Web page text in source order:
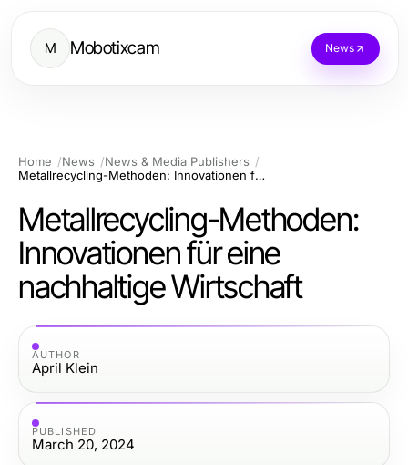
M Mobotixcam News
Home News
News & Media Publishers
Metallrecycling-Methoden: Innovationen für eine nachhaltige Wirtschaft
Metallrecycling-Methoden:
Innovationen für eine
nachhaltige Wirtschaft
AUTHOR
April Klein
PUBLISHED
March 20, 2024